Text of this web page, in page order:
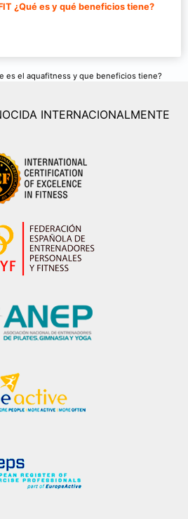
¿Qué es y qué beneficios tiene?
es el aquafitness y que beneficios tiene?
INTERNACIONALMENTE